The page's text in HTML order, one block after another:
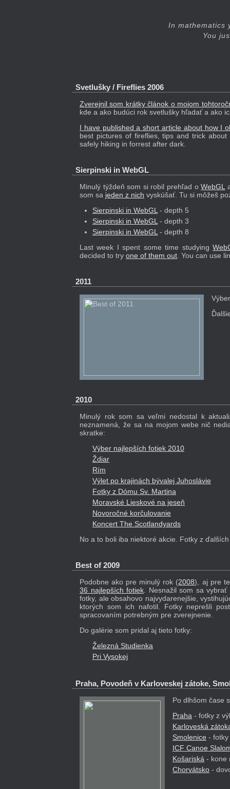
In mathematics
You
Svetlušky / Fireflies 2006
Zverejnil som krátky článok o mojom
kde a ako budúci rok svetlušky hľadať a ako
I have published a short article about how I
best pictures of fireflies, tips and trick
safely hiking in forrest after dark.
Sierpinski in WebGL
Minulý týždeň som si robil prehľad oWebGL
som sa jeden z nich vyskúšať. Tu si môžeš
Sierpinski in WebGL - depth 5
Sierpinski in WebGL - depth 3
Sierpinski in WebGL - depth 8
Last week I spent some time studying
decided to try one of them out . You can use
2011
2010
Minulý rok som sa veľmi nedostal k
neznamená, že sa na mojom webe nič
skratke:
Výber najlepších fotiek 2010
Ždiar
Rím
Výlet po krajinách bývalej Juhoslávie
Fotky z Dómu Sv. Martina
Moravské Lieskové na jeseň
Novoročné korčulovanie
Koncert The Scotlandyards
No a to boli iba niektoré akcie. Fotky z
Best of 2009
Podobne ako pre minulý rok (2008), aj pre
36 najlepších fotiek . Nesnažil som sa
fotky, ale obsahovo najvydarenejšie,
ktorých som ich nafotil. Fotky neprešli
spracovaním potrebným pre zverejnenie.
Do galérie som pridal aj tieto fotky:
Železná Studienka
Pri Vysokej
Praha, Povodeň v Karloveskej zátoke,
Po dlhšom čase
Praha - fotky z
Karloveská
Smolenice -
ICF Canoe
Košariská - kone
Chorvátsko -